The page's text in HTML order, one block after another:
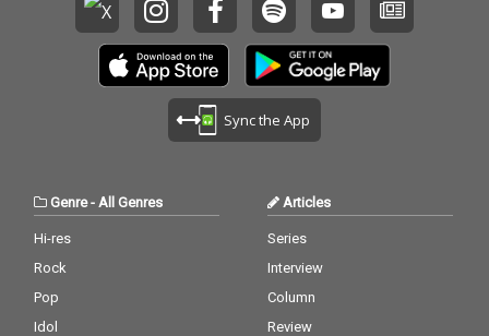
Sync the App
Genre- All Genres
Hi-res
Rock
Pop
Idol
Articles
Series
Interview
Column
Review